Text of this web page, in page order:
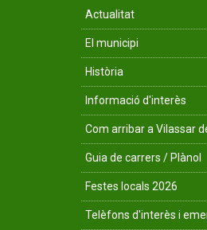
Actualitat
El municipi
Història
Informació d'interès
Com arribar a Vilassar
Guia de carrers / Plànol
Festes locals 2026
Telèfons d'interès i